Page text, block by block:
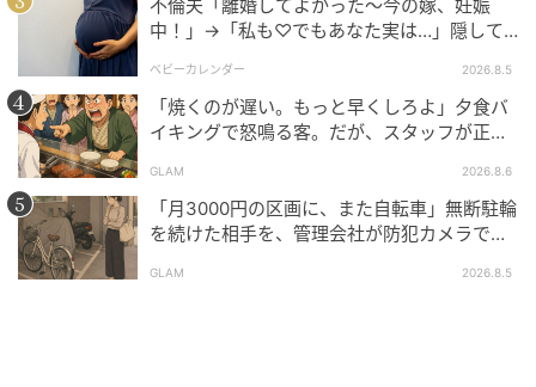
不倫夫「離婚してよかった〜今の嫁、妊娠
中！」→「私も♡でもあなた実は…」隠して
ベビーカレンダー 2026.8.5
「焼くのが遅い。もっと早くしろよ」夕食バ
イキングで怒鳴る客。だが、スタッフが正論
GLAM 2026.8.6
「月3000円の区画に、また自転車」無断駐輪
を続けた相手を、管理会社が防犯カメラで特
GLAM 2026.8.5